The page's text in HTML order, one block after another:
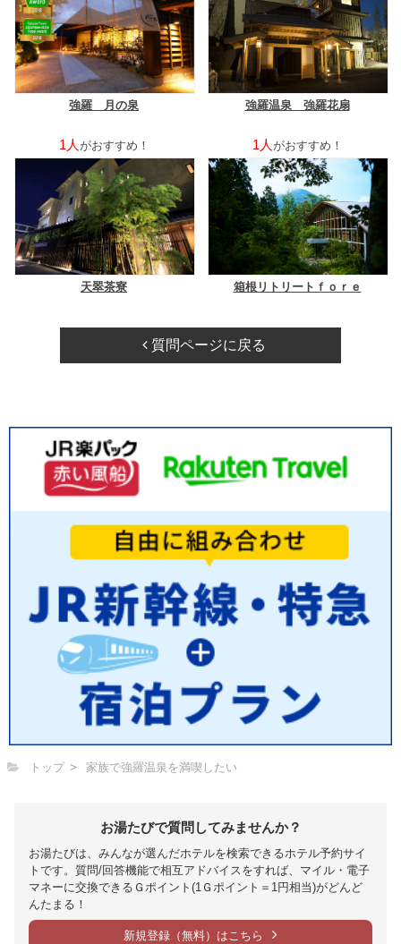
強羅 月の泉 強羅温泉 強羅花扇
1人 がおすすめ！
天翠茶寮
1人 がおすすめ！
箱根リトリートｆｏｒｅ
質問ページに戻る
トップ 家族で強羅温泉を満喫したい
お湯たびで質問してみませんか？
お湯たびは、みんなが選んだホテルを検索できるホテル予約サイ
トです。質問/回答機能で相互アドバイスをすれば、マイル・電子
マネーに交換できるＧポイント(1Ｇポイント＝1円相当)がどんど
んたまる！
新規登録（無料）はこちら